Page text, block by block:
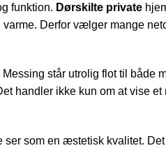
funktion. Dørskilte private
Derfor vælger mange
står utrolig flot til både
handler ikke kun om at vise
som en æstetisk kvalitet.